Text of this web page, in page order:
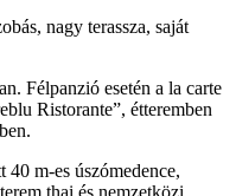
nagy terassza, saját
Félpanzió esetén a la carte
Ristorante”, étteremben
40 m-es úszómedence,
thai és nemzetközi